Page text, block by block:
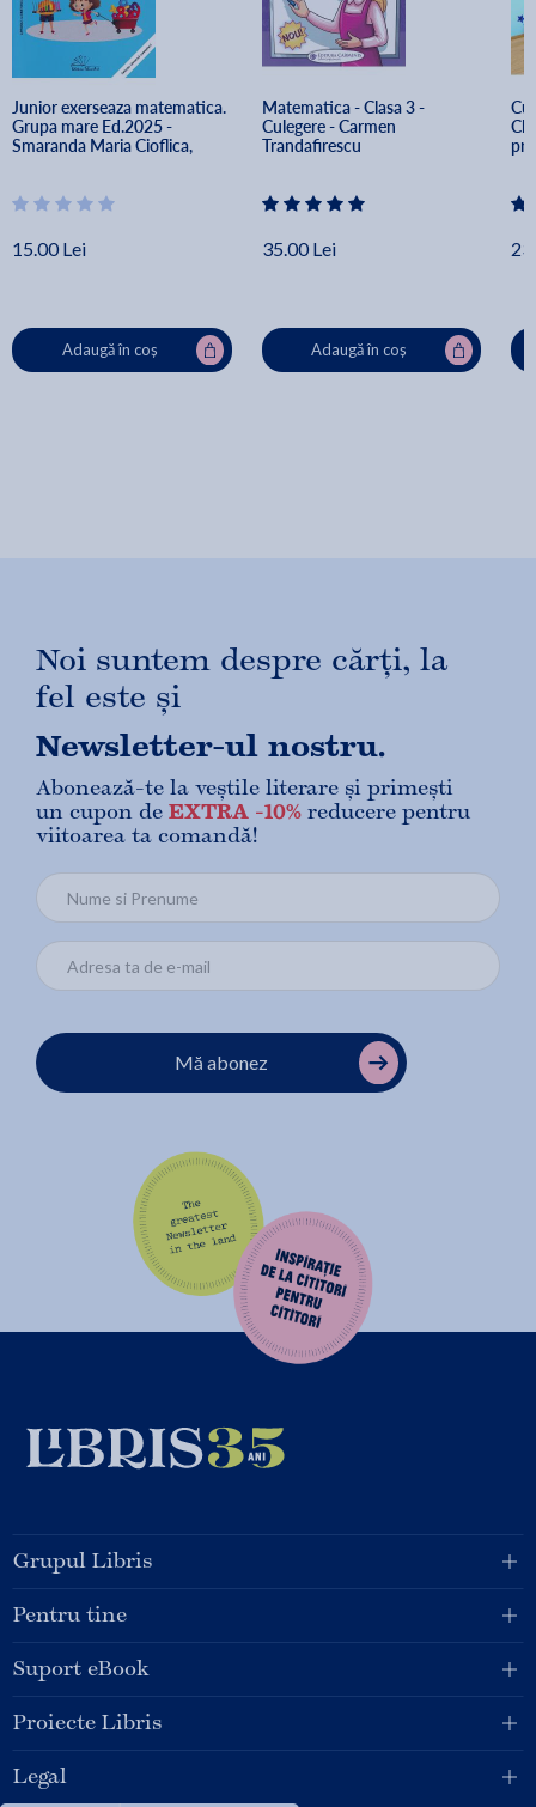
Junior exerseaza matematica.
Grupa mare Ed.2025 -
Smaranda Maria Cioflica,
15.00 Lei
Adaugă în coș
Matematica - Clasa 3 -
Culegere - Carmen
Trandafirescu
35.00 Lei
Adaugă în coș
Noi suntem despre cărți, la
fel este și
Newsletter-ul nostru.
Abonează-te la veștile literare și primești
un cupon de EXTRA -10% reducere pentru
viitoarea ta comandă!
Mă abonez
Grupul Libris
Pentru tine
Suport eBook
Proiecte Libris
Legal